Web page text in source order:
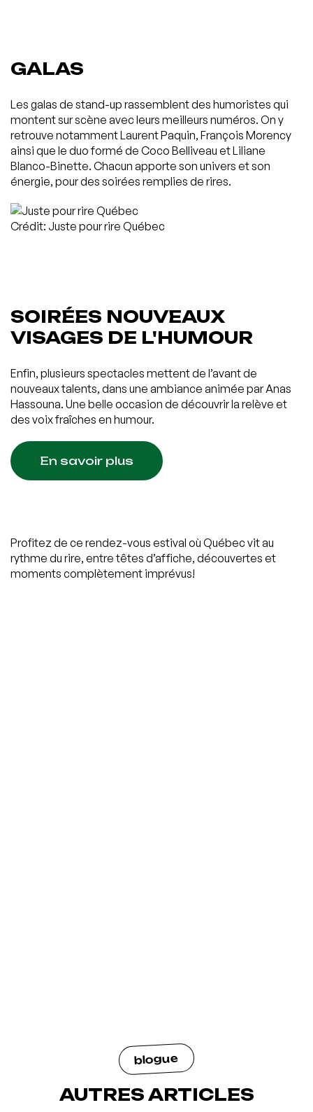
GALAS
Les galas de stand-up rassemblent des humoristes qui
montent sur scène avec leurs meilleurs numéros. On y
retrouve notamment Laurent Paquin, François Morency
ainsi que le duo formé de Coco Belliveau et Liliane
Blanco-Binette. Chacun apporte son univers et son
énergie, pour des soirées remplies de rires.
Crédit: Juste pour rire Québec
SOIRÉES NOUVEAUX
VISAGES DE L'HUMOUR
Enfin, plusieurs spectacles mettent de l’avant de
nouveaux talents, dans une ambiance animée par Anas
Hassouna. Une belle occasion de découvrir la relève et
des voix fraîches en humour.
En savoir plus
Profitez de ce rendez-vous estival où Québec vit au
rythme du rire, entre têtes d’affiche, découvertes et
moments complètement imprévus!
blogue
AUTRES ARTICLES